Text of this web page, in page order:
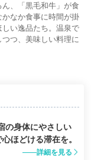
、「黒毛和牛」が食
なか食事に時間が掛
い逸品たち。温泉で
つ、美味しい料理に
の身体にやさしい
ほどける滞在を。
詳細を見る